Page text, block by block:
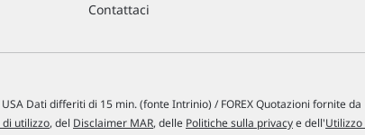
Contattaci
Dati differiti di 15 min. (fonte Intrinio) / FOREX Quotazioni fornite da
di utilizzo, del Disclaimer MAR, delle Politiche sulla privacye dell'